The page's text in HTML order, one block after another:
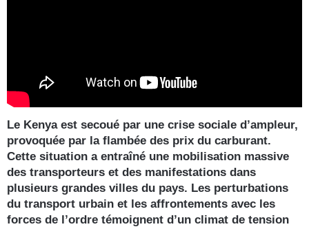
Le Kenya est secoué par une crise sociale d’ampleur,
provoquée par la flambée des prix du carburant.
Cette situation a entraîné une mobilisation massive
des transporteurs et des manifestations dans
plusieurs grandes villes du pays. Les perturbations
du transport urbain et les affrontements avec les
forces de l’ordre témoignent d’un climat de tension